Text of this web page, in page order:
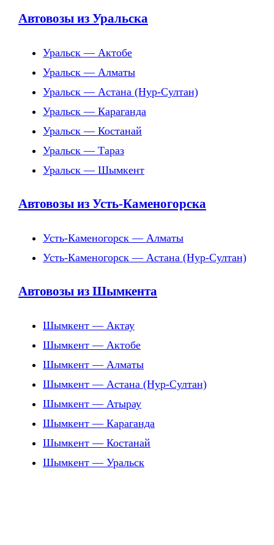
Автовозы из Уральска
Уральск — Актобе
Уральск — Алматы
Уральск — Астана (Нур-Султан)
Уральск — Караганда
Уральск — Костанай
Уральск — Тараз
Уральск — Шымкент
Автовозы из Усть-Каменогорска
Усть-Каменогорск — Алматы
Усть-Каменогорск — Астана (Нур-Султан)
Автовозы из Шымкента
Шымкент — Актау
Шымкент — Актобе
Шымкент — Алматы
Шымкент — Астана (Нур-Султан)
Шымкент — Атырау
Шымкент — Караганда
Шымкент — Костанай
Шымкент — Уральск